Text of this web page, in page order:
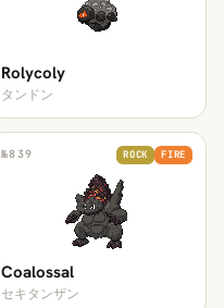
Rolycoly
タンドン
№839 ROCK FIRE
Coalossal
セキタンザン